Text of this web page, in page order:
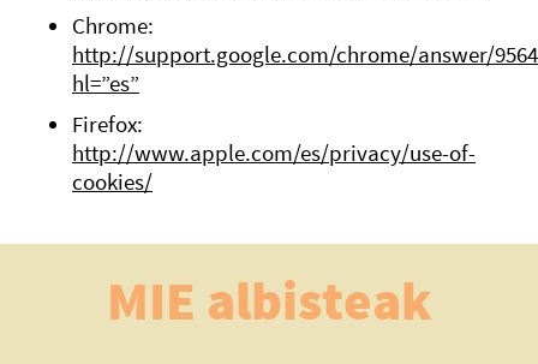
Chrome:
http://support.google.com/chrome/answer/
hl=”es”
Firefox:
http://www.apple.com/es/privacy/use-of-
cookies/
MIE albisteak